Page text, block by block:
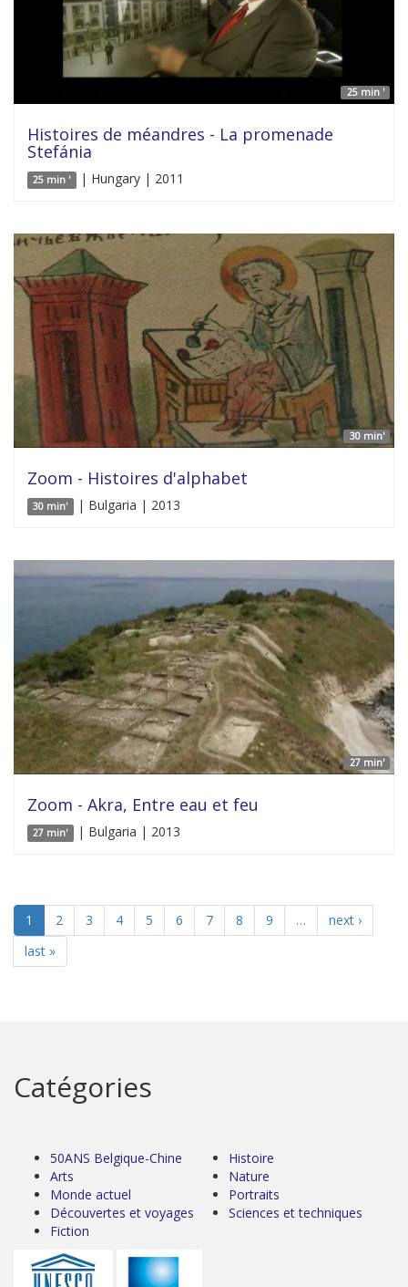
25 min '
Histoires de méandres - La promenade
Stefánia
25 min ' | Hungary | 2011
30 min'
Zoom - Histoires d'alphabet
30 min' | Bulgaria | 2013
27 min'
Zoom - Akra, Entre eau et feu
27 min' | Bulgaria | 2013
1 2 3 4 5 6 7 8 9 …
next ›
last »
Catégories
50ANS Belgique-Chine
Arts
Monde actuel
Découvertes et voyages
Fiction
Histoire
Nature
Portraits
Sciences et techniques